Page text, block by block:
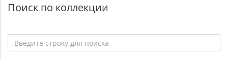
Поиск по коллекции